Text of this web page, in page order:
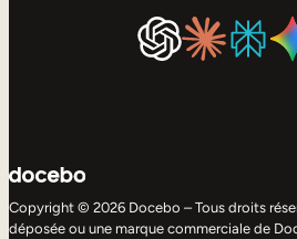
Copyright © 2026 Docebo – Tous droits
déposée ou une marque commerciale de